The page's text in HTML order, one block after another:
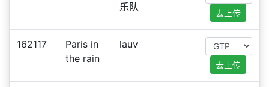
乐队
去上传
162117
Paris in
the rain
lauv
去上传